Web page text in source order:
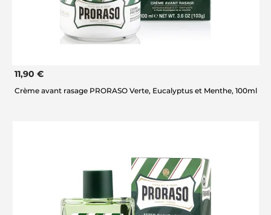
11,90 €
Crème avant rasage PRORASO Verte, Eucalyptus et Menthe, 100ml